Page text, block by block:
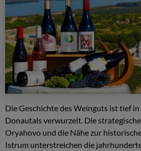
Die Geschichte des Weinguts ist tief
Donautals verwurzelt. Die
Oryahovo und die Nähe zur
Istrum unterstreichen die